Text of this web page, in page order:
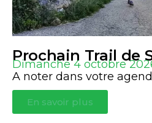
Prochain Trail de
Dimanche 4 octobre
A noter dans votre
En savoir plus